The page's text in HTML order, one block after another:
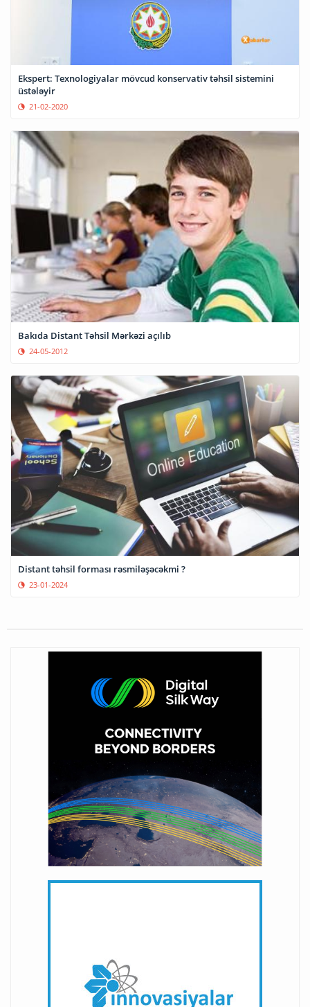
Ekspert: Texnologiyalar mövcud konservativ təhsil sistemini
üstələyir
21-02-2020
Bakıda Distant Təhsil Mərkəzi açılıb
24-05-2012
Distant təhsil forması rəsmiləşəcəkmi ?
23-01-2024